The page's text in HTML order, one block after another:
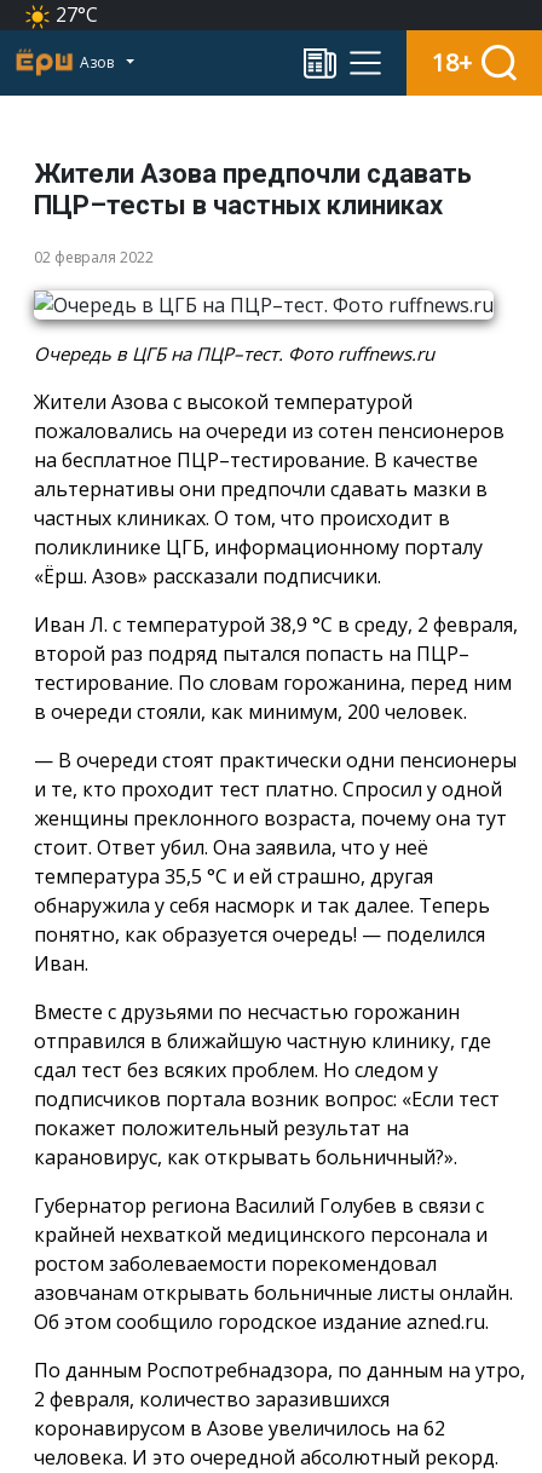
27°C
Азов 18+
Жители Азова предпочли сдавать
ПЦР–тесты в частных клиниках
02 февраля 2022
Очередь в ЦГБ на ПЦР–тест. Фото ruffnews.ru
Жители Азова с высокой температурой
пожаловались на очереди из сотен пенсионеров
на бесплатное ПЦР–тестирование. В качестве
альтернативы они предпочли сдавать мазки в
частных клиниках. О том, что происходит в
поликлинике ЦГБ, информационному порталу
«Ёрш. Азов» рассказали подписчики.
Иван Л. с температурой 38,9 °С в среду, 2 февраля,
второй раз подряд пытался попасть на ПЦР–
тестирование. По словам горожанина, перед ним
в очереди стояли, как минимум, 200 человек.
— В очереди стоят практически одни пенсионеры
и те, кто проходит тест платно. Спросил у одной
женщины преклонного возраста, почему она тут
стоит. Ответ убил. Она заявила, что у неё
температура 35,5 °С и ей страшно, другая
обнаружила у себя насморк и так далее. Теперь
понятно, как образуется очередь! — поделился
Иван.
Вместе с друзьями по несчастью горожанин
отправился в ближайшую частную клинику, где
сдал тест без всяких проблем. Но следом у
подписчиков портала возник вопрос: «Если тест
покажет положительный результат на
карановирус, как открывать больничный?».
Губернатор региона Василий Голубев в связи с
крайней нехваткой медицинского персонала и
ростом заболеваемости порекомендовал
азовчанам открывать больничные листы онлайн.
Об этом сообщило городское издание azned.ru.
По данным Роспотребнадзора, по данным на утро,
2 февраля, количество заразившихся
коронавирусом в Азове увеличилось на 62
человека. И это очередной абсолютный рекорд.